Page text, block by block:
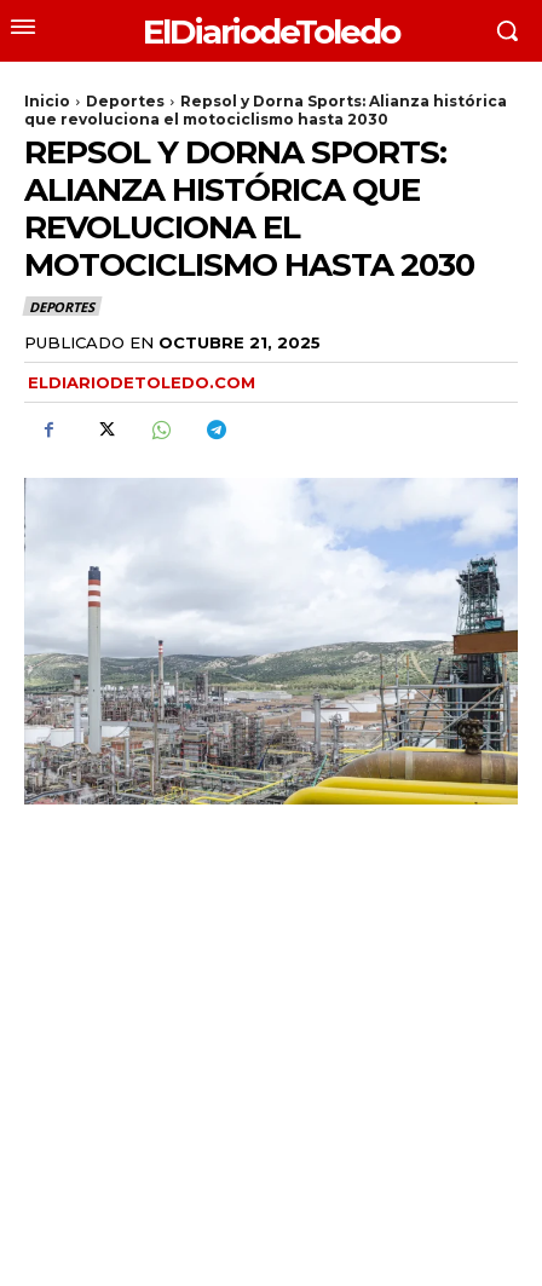
ElDiariodeToledo
Inicio Deportes
Repsol y Dorna Sports: Alianza histórica
que revoluciona el motociclismo hasta 2030
REPSOL Y DORNA SPORTS:
ALIANZA HISTÓRICA QUE
REVOLUCIONA EL
MOTOCICLISMO HASTA 2030
DEPORTES
PUBLICADO EN OCTUBRE 21, 2025
ELDIARIODETOLEDO.COM